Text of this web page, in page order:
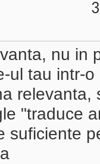
nu in
ul tau intr-
"traduce
suficiente